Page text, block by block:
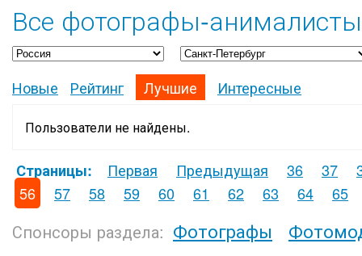
Все фотографы-
Новые Рейтинг Лучшие Интересные
Пользователи не найдены.
Страницы: Первая Предыдущая 36 37
56
57 58 59 60 61 62 63 64 65
Спонсоры раздела: Фотографы